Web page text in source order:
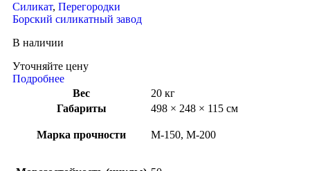
Силикат, Перегородки
Борский силикатный завод
В наличии
Уточняйте цену
Подробнее
Вес
20 кг
Габариты
498 × 248 × 115 см
Марка прочности М-150, М-200